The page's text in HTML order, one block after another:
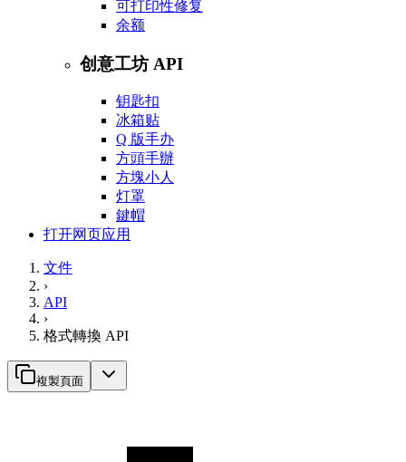
可打印性修复
余额
创意工坊 API
钥匙扣
冰箱贴
Q 版手办
方頭手辦
方塊小人
灯罩
鍵帽
打开网页应用
文件
›
API
›
格式轉換 API
複製頁面